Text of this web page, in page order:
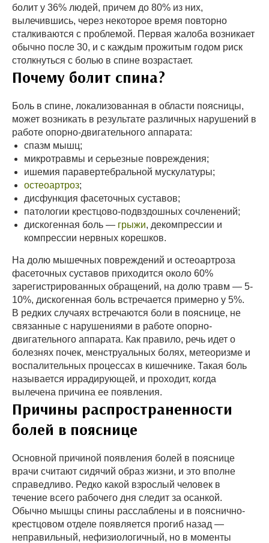
болит у 36% людей, причем до 80% из них,
вылечившись, через некоторое время повторно
сталкиваются с проблемой. Первая жалоба возникает
обычно после 30, и с каждым прожитым годом риск
столкнуться с болью в спине возрастает.
Почему болит спина?
Боль в спине, локализованная в области поясницы,
может возникать в результате различных нарушений в
работе опорно-двигательного аппарата:
спазм мышц;
микротравмы и серьезные повреждения;
ишемия паравертебральной мускулатуры;
остеоартроз;
дисфункция фасеточных суставов;
патологии крестцово-подвздошных сочленений;
дискогенная боль — грыжи, декомпрессии и
компрессии нервных корешков.
На долю мышечных повреждений и остеоартроза
фасеточных суставов приходится около 60%
зарегистрированных обращений, на долю травм — 5-
10%, дискогенная боль встречается примерно у 5%.
В редких случаях встречаются боли в пояснице, не
связанные с нарушениями в работе опорно-
двигательного аппарата. Как правило, речь идет о
болезнях почек, менструальных болях, метеоризме и
воспалительных процессах в кишечнике. Такая боль
называется иррадирующей, и проходит, когда
вылечена причина ее появления.
Причины распространенности
болей в пояснице
Основной причиной появления болей в пояснице
врачи считают сидячий образ жизни, и это вполне
справедливо. Редко какой взрослый человек в
течение всего рабочего дня следит за осанкой.
Обычно мышцы спины расслаблены и в пояснично-
крестцовом отделе появляется прогиб назад —
неправильный, нефизиологичный, но в моменты